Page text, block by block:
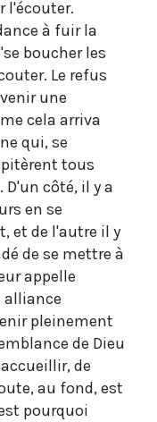
l'écouter.
à fuir la
boucher les
Le refus
une
cela arriva
qui, se
tous
côté, il y a
en se
et de l'autre il y
de se mettre à
appelle
pleinement
de Dieu
de
au fond, est
pourquoi